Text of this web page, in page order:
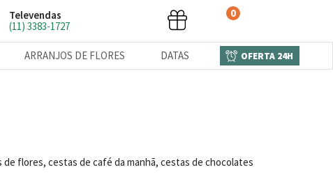
Televendas
(11) 3383-1727
0
ARRANJOS DE FLORES DATAS OFERTA 24H
flores, cestas de café da manhã, cestas de chocolates